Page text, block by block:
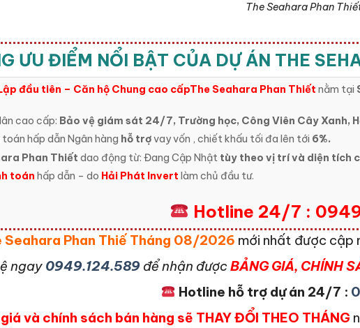
The Seahara Phan
ƯU ĐIỂM NỔI BẬT CỦA DỰ ÁN THE
đầu tiên – Căn hộ Chung cao cấpThe Seahara Phan Thiết nằm tại
cao cấp: Bảo vệ giám sát 24/7, Trường học, Công Viên Cây Xanh,
hấp dẫn Ngân hàng hỗ trợvay vốn , chiết khấu tối đa lên tới 6%.
Phan Thiết dao động từ: Đang Cập Nhậttùy theo vị trí và diện tích
toán hấp dẫn – do Hải Phát Invert làm chủ đầu tư.
Hotline 24/7 :
Seahara Phan Thiế Tháng 08/2026 mới nhất được cập
ngay 0949.124.589để nhận được BẢNG GIÁ, CHÍNH
Hotline hỗ trợ dự án 24/7 :
và chính sách bán hàng sẽ THAY ĐỔI THEO THÁNG